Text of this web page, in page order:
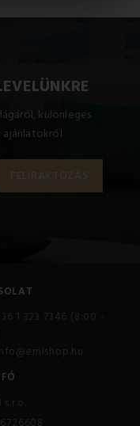
különleges
ajánlatokról
1 323 7346 (8:00 -